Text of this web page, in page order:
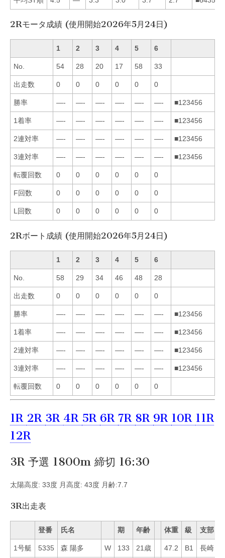
2Rモータ成績 (使用開始2026年5月24日)
1 2 3 4 5 6
No. 54 28 20 17 58 33
出走数 0 0 0 0 0 0
勝率 —- —- —- —- —- —- ■123456
1着率 —- —- —- —- —- —- ■123456
2連対率 —- —- —- —- —- —- ■123456
3連対率 —- —- —- —- —- —- ■123456
転覆回数 0 0 0 0 0 0
F回数 0 0 0 0 0 0
L回数 0 0 0 0 0 0
2Rボート成績 (使用開始2026年5月24日)
1 2 3 4 5 6
No. 58 29 34 46 48 28
出走数 0 0 0 0 0 0
勝率 —- —- —- —- —- —- ■123456
1着率 —- —- —- —- —- —- ■123456
2連対率 —- —- —- —- —- —- ■123456
3連対率 —- —- —- —- —- —- ■123456
転覆回数 0 0 0 0 0 0
1R 2R 3R 4R 5R 6R 7R 8R 9R 10R 11R
12R
3R 予選 1800m 締切 16:30
太陽高度: 33度 月高度: 43度 月齢:7.7
3R出走表
登番 氏名 期 年齢 体重 級 支部
1号艇 5335 森 陽多 W 133 21歳 47.2 B1 長崎